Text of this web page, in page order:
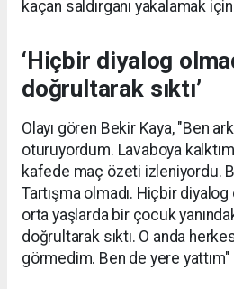
kaçan saldırganı yakalamak
‘Hiçbir diyalog
doğrultarak sıktı’
Olayı gören Bekir Kaya, "Ben
oturuyordum. Lavaboya
kafede maç özeti izleniyordu.
Tartışma olmadı. Hiçbir
orta yaşlarda bir çocuk
doğrultarak sıktı. O anda
görmedim. Ben de yere yattım"